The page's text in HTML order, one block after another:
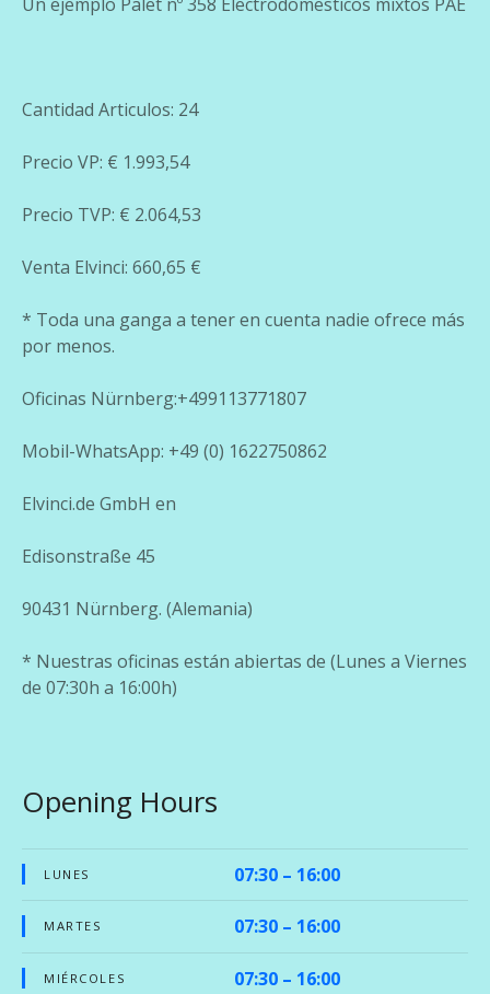
Cantidad Articulos: 24
Precio VP: € 1.993,54
Precio TVP: € 2.064,53
Venta Elvinci: 660,65 €
* Toda una ganga a tener en cuenta nadie ofrece más
por menos.
Oficinas Nürnberg:+499113771807
Mobil-WhatsApp: +49 (0) 1622750862
Elvinci.de GmbH en
Edisonstraße 45
90431 Nürnberg. (Alemania)
* Nuestras oficinas están abiertas de (Lunes a Viernes
de 07:30h a 16:00h)
Opening Hours
LUNES 07:30 – 16:00
MARTES 07:30 – 16:00
MIÉRCOLES 07:30 – 16:00